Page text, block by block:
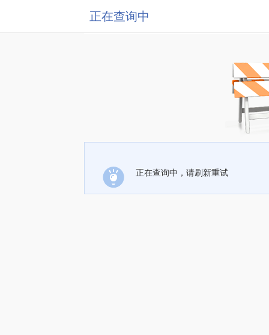
正在查询中
正在查询中，请刷新重试